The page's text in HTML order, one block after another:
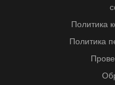
Политика
Политика